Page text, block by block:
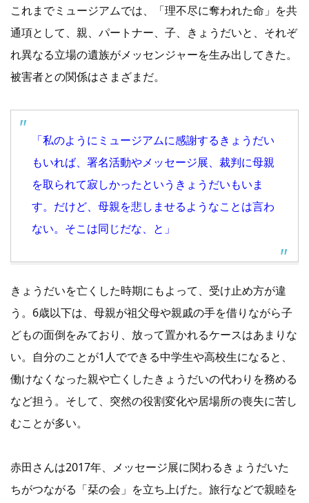
これまでミュージアムでは、「理不尽に奪われた命」を共
通項として、親、パートナー、子、きょうだいと、それぞ
れ異なる立場の遺族がメッセンジャーを生み出してきた。
被害者との関係はさまざまだ。
「私のようにミュージアムに感謝するきょうだい
もいれば、署名活動やメッセージ展、裁判に母親
を取られて寂しかったというきょうだいもいま
す。だけど、母親を悲しませるようなことは言わ
ない。そこは同じだな、と」
きょうだいを亡くした時期にもよって、受け止め方が違
う。6歳以下は、母親が祖父母や親戚の手を借りながら子
どもの面倒をみており、放って置かれるケースはあまりな
い。自分のことが1人でできる中学生や高校生になると、
働けなくなった親や亡くしたきょうだいの代わりを務める
など担う。そして、突然の役割変化や居場所の喪失に苦し
むことが多い。
赤田さんは2017年、メッセージ展に関わるきょうだいた
ちがつながる「栞の会」を立ち上げた。旅行などで親睦を